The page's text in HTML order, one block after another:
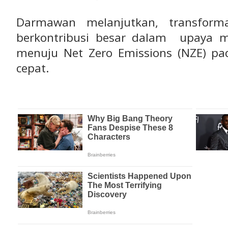
Darmawan melanjutkan,
berkontribusi besar dalam upaya
menuju Net Zero Emissions (NZE)
cepat.